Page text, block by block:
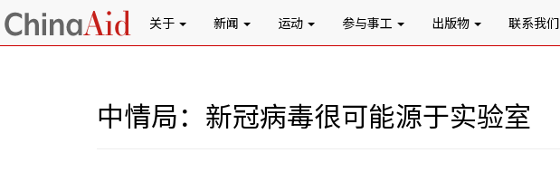
关于 新闻 运动 参与事工 出版物 联系我们
中情局：新冠病毒很可能源于实验室